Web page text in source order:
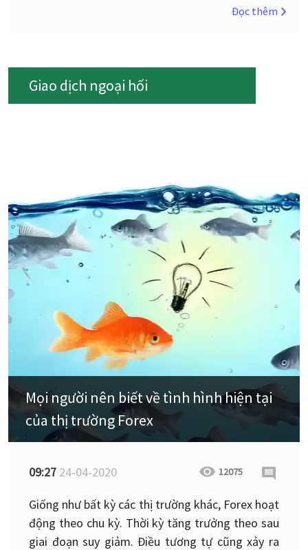
Đọc thêm
Giao dịch ngoại hối
Mọi người nên biết về tình hình hiện tại
của thị trường Forex
09:27 24-04-2020 12075
Giống như bất kỳ các thị trường khác, Forex hoạt
động theo chu kỳ. Thời kỳ tăng trưởng theo sau
giai đoạn suy giảm. Điều tương tự cũng xảy ra